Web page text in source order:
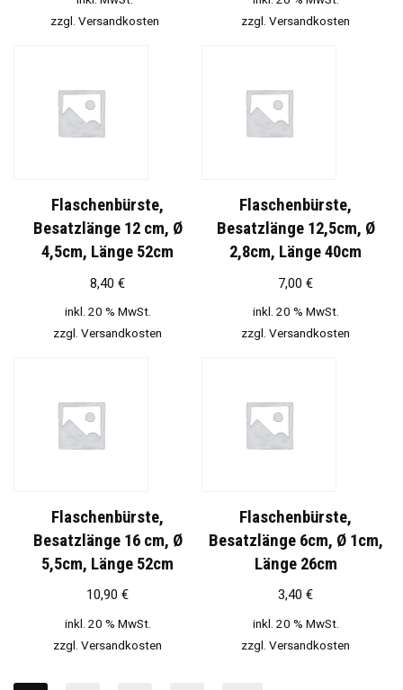
zzgl. Versandkosten
zzgl. Versandkosten
Flaschenbürste,
Besatzlänge 12 cm, Ø
4,5cm, Länge 52cm
8,40 €
inkl. 20 % MwSt.
zzgl. Versandkosten
Flaschenbürste,
Besatzlänge 12,5cm, Ø
2,8cm, Länge 40cm
7,00 €
inkl. 20 % MwSt.
zzgl. Versandkosten
Flaschenbürste,
Besatzlänge 16 cm, Ø
5,5cm, Länge 52cm
10,90 €
inkl. 20 % MwSt.
zzgl. Versandkosten
Flaschenbürste,
Besatzlänge 6cm, Ø 1cm,
Länge 26cm
3,40 €
inkl. 20 % MwSt.
zzgl. Versandkosten